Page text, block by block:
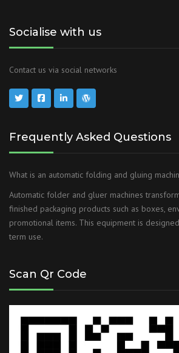
Socialise with us
Contact us via social networks
Frequently Asked Questions
What is an automatic folding and gluing
Automatic folder and gluer machines
finished packaging products such as boxes,
promotional items. This equipment is
term use.
Scan Qr Code